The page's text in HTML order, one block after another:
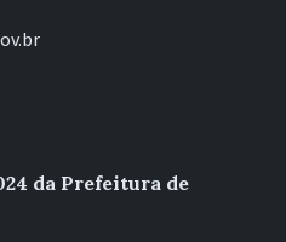
da Prefeitura de